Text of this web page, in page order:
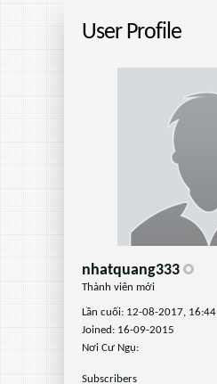
User Profile
nhatquang333
Thành viên mới
Lần cuối: 12-08-2017, 16:44
Joined: 16-09-2015
Nơi Cư Ngụ:
Subscribers